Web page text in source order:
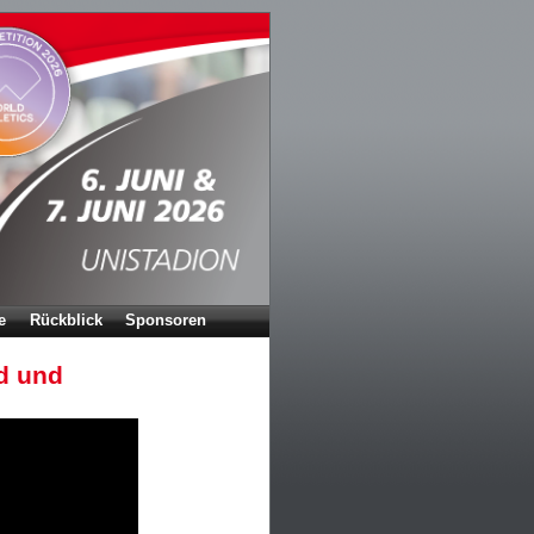
Rückblick Sponsoren
und